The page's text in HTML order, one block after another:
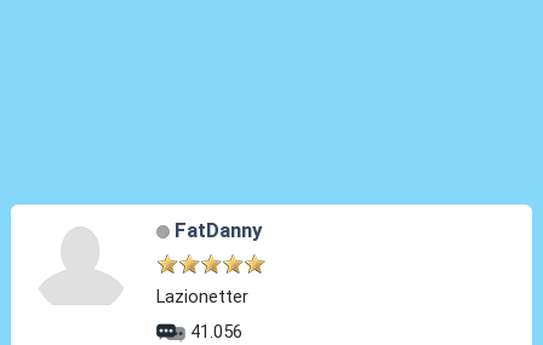
FatDanny
Lazionetter
41.056